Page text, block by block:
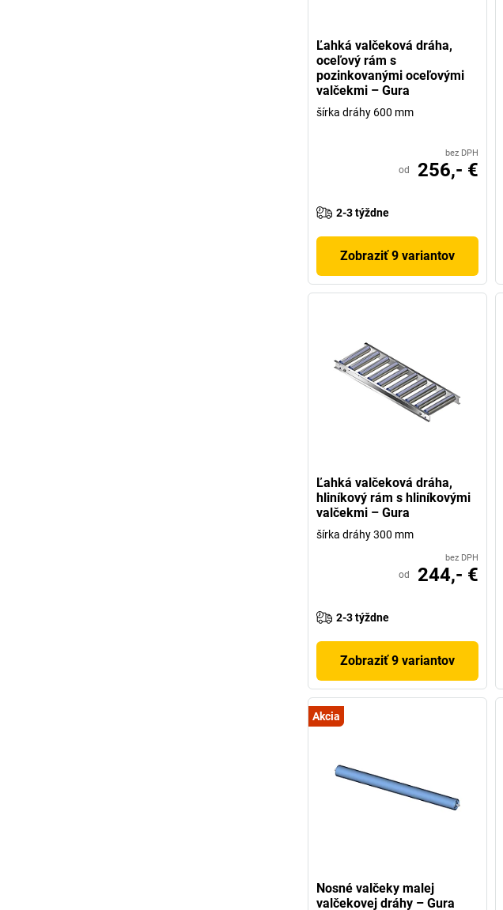
Ľahká valčeková dráha,
oceľový rám s
pozinkovanými oceľovými
valčekmi – Gura
šírka dráhy 600 mm
bez DPH
od 256,- €
2-3 týždne
Zobraziť 9 variantov
Ľahká valčeková dráha,
hliníkový rám s hliníkovými
valčekmi – Gura
šírka dráhy 300 mm
bez DPH
od 244,- €
2-3 týždne
Zobraziť 9 variantov
Akcia
Nosné valčeky malej
valčekovej dráhy – Gura